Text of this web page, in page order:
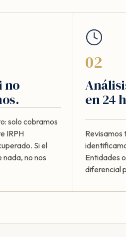
no
solo cobramos
IRPH
Si el
nada, no nos
02
en 24
Revisamos
Entidades
diferencial